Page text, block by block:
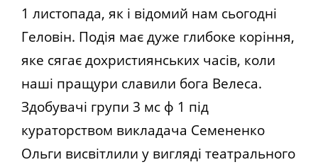
1 листопада, як і відомий нам сьогодні
Геловін. Подія має дуже глибоке коріння,
яке сягає дохристиянських часів, коли
наші пращури славили бога Велеса.
Здобувачі групи 3 мс ф 1 під
кураторством викладача Семененко
Ольги висвітлили у вигляді театрального